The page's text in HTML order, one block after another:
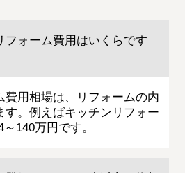
フォーム費用はいくらです
費用相場は、リフォームの内
す。例えばキッチンリフォー
140万円です。